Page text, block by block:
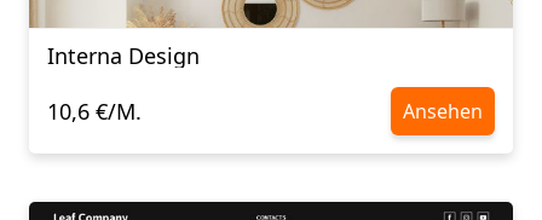
Interna Design
10,6 €/M.
Ansehen